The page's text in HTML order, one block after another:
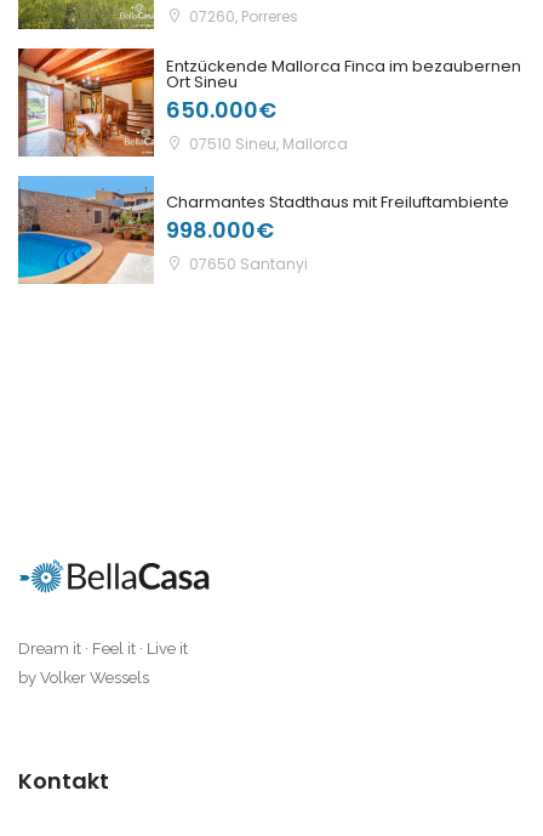
07260, Porreres
Entzückende Mallorca Finca im bezaubernen
Ort Sineu
650.000€
07510 Sineu, Mallorca
Charmantes Stadthaus mit Freiluftambiente
998.000€
07650 Santanyi
Dream it · Feel it · Live it
by Volker Wessels
Kontakt